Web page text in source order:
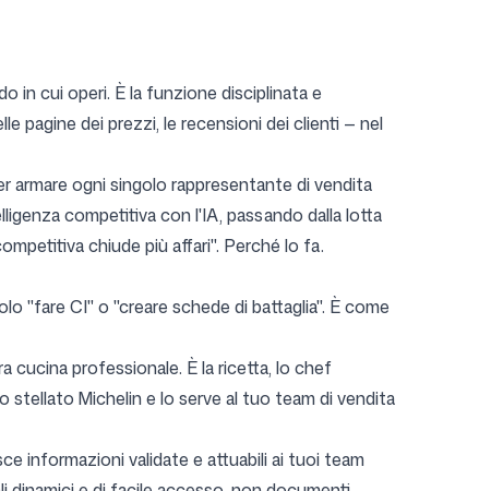
in cui operi. È la funzione disciplinata e
pagine dei prezzi, le recensioni dei clienti — nel
armare ogni singolo rappresentante di vendita
competitiva con l'IA, passando dalla lotta
chiude più affari". Perché lo fa.
"fare CI" o "creare schede di battaglia". È come
cucina professionale. È la ricetta, lo chef
Michelin e lo serve al tuo team di vendita
informazioni validate e attuabili ai tuoi team